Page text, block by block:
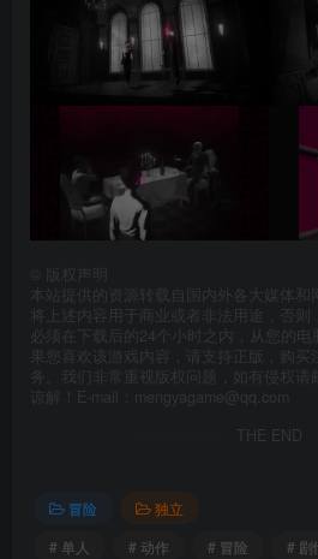
版权声明
本站提供的资源转载自国内外各大媒体和
将上述内容用于商业或者非法用途，否则
必须在下载后的24个小时之内，从您的电
果您喜欢该游戏内容，请支持正版，购
务。我们非常重视版权问题，如有侵权请
谅解！E-mail：mengyagame@qq.com
THE END
冒险
独立
# 单人
# 动作 # 冒险 # 剧